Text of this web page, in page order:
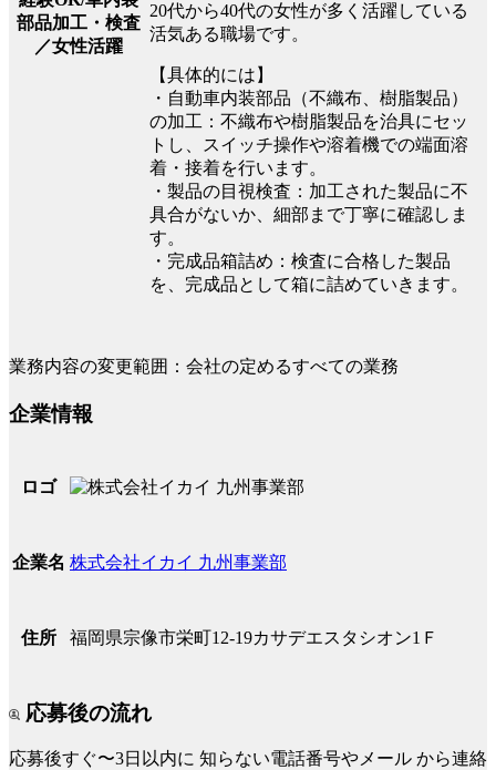
部品加工・検査
／女性活躍
20代から40代の女性が多く活躍している
活気ある職場です。
【具体的には】
・自動車内装部品（不織布、樹脂製品）
の加工：不織布や樹脂製品を治具にセッ
トし、スイッチ操作や溶着機での端面溶
着・接着を行います。
・製品の目視検査：加工された製品に不
具合がないか、細部まで丁寧に確認しま
す。
・完成品箱詰め：検査に合格した製品
を、完成品として箱に詰めていきます。
業務内容の変更範囲：会社の定めるすべての業務
企業情報
ロゴ
企業名 株式会社イカイ 九州事業部
住所 福岡県宗像市栄町12-19カサデエスタシオン1Ｆ
応募後の流れ
応募後すぐ〜3日以内に 知らない電話番号やメール から連絡